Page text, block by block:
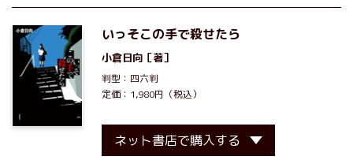
いっそこの手で殺せたら
小倉日向 ［著］
判型：四六判
定価：1,980円（税込）
ネット書店で購入する